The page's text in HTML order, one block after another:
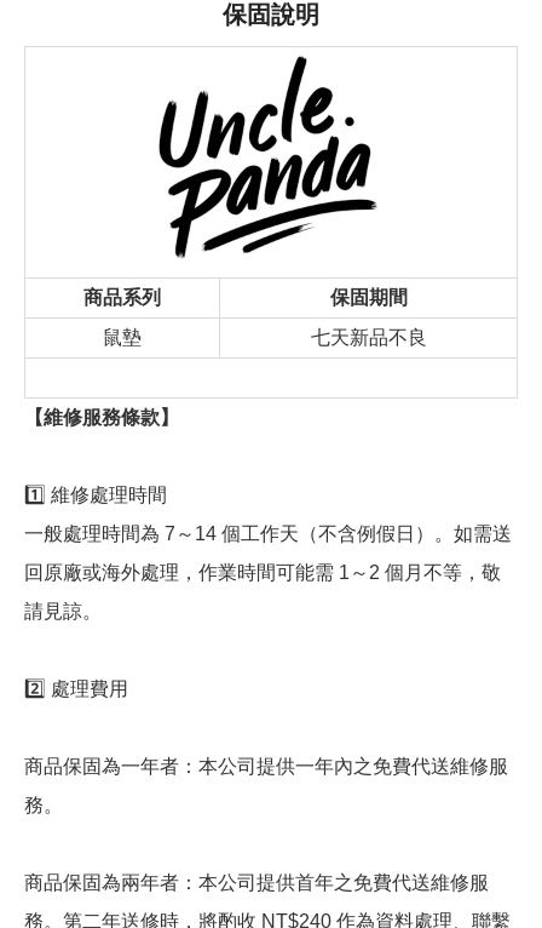
保固說明
商品系列
保固期間
鼠墊
七天新品不良
【維修服務條款】
1️⃣ 維修處理時間
一般處理時間為 7～14 個工作天（不含例假日）。如需送
回原廠或海外處理，作業時間可能需 1～2 個月不等，敬
請見諒。
2️⃣ 處理費用
商品保固為一年者：本公司提供一年內之免費代送維修服
務。
商品保固為兩年者：本公司提供首年之免費代送維修服
務。第二年送修時，將酌收 NT$240 作為資料處理、聯繫